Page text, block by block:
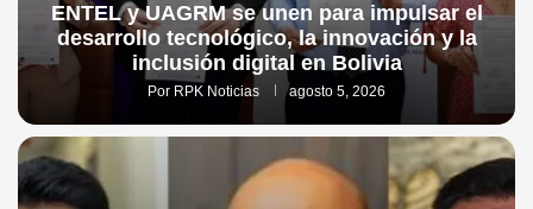
ENTEL y UAGRM se unen para impulsar el
desarrollo tecnológico, la innovación y la
inclusión digital en Bolivia
Por RPK Noticias agosto 5, 2026